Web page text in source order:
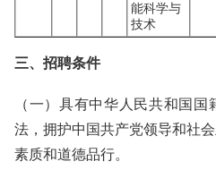
能科学与
技术
三、招聘条件
（一）具有中华人民共和国
法，拥护中国共产党领导和社
素质和道德品行。